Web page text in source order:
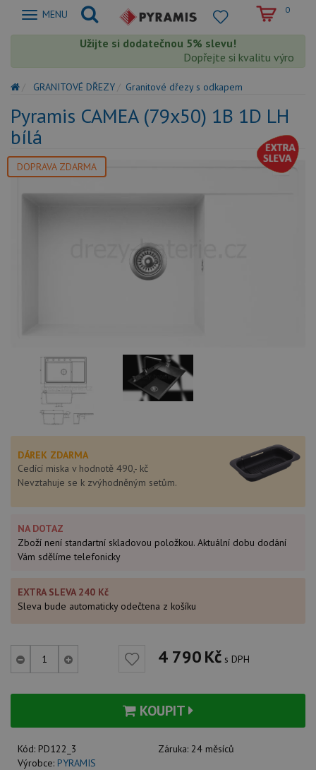
Zobrazit
MENU 0
Užijte si dodatečnou 5% slevu!
Dopřejte si kvalitu výrobků
GRANITOVÉ DŘEZY Granitové dřezy s odkapem
Pyramis CAMEA (79x50) 1B 1D LH
bílá
DOPRAVA ZDARMA
DÁREK ZDARMA
Cedící miska v hodnotě 490,- kč
Nevztahuje se k zvýhodněným setům.
NA DOTAZ
Zboží není standartní skladovou položkou. Aktuální dobu dodání
Vám sdělíme telefonicky
EXTRA SLEVA 240 Kč
Sleva bude automaticky odečtena z košíku
4 790Kč s DPH
KOUPIT
Kód: PD122_3 Záruka: 24 měsíců
Výrobce: PYRAMIS